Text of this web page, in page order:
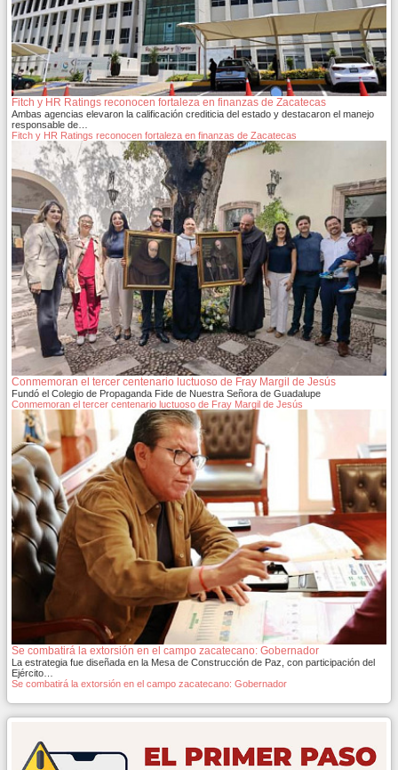
Fitch y HR Ratings reconocen fortaleza en finanzas de Zacatecas
Ambas agencias elevaron la calificación crediticia del estado y destacaron el manejo
responsable de…
Fitch y HR Ratings reconocen fortaleza en finanzas de Zacatecas
Conmemoran el tercer centenario luctuoso de Fray Margil de Jesús
Fundó el Colegio de Propaganda Fide de Nuestra Señora de Guadalupe
Conmemoran el tercer centenario luctuoso de Fray Margil de Jesús
Se combatirá la extorsión en el campo zacatecano: Gobernador
La estrategia fue diseñada en la Mesa de Construcción de Paz, con participación del
Ejército…
Se combatirá la extorsión en el campo zacatecano: Gobernador